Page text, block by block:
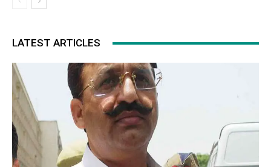
LATEST ARTICLES